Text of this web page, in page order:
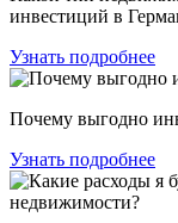
инвестиций в
Узнать подробнее
Почему выгодно
Узнать подробнее